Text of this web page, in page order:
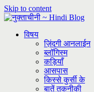
Skip to content
विषय
ज़िंदगी आनलाईन
ब्लॉगिस्म
कड़ियाँ
आसपास
किस्से कुर्सी के
बातें तकनीकी